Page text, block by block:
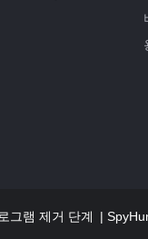
그램 제거 단계